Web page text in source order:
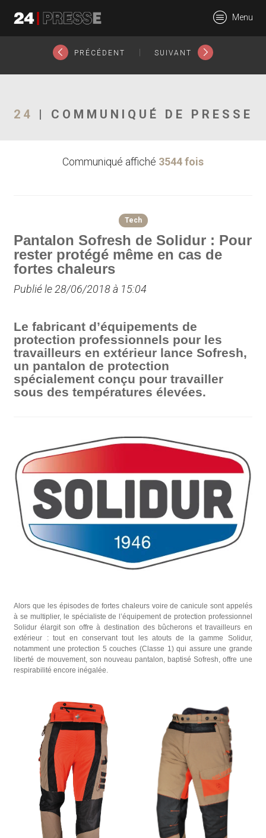
24Presse -
Communiqués de
Menu
PRÉCÉDENT SUIVANT
24 | COMMUNIQUÉ DE PRESSE
Communiqué affiché 3544 fois
Tech
Pantalon Sofresh de Solidur : Pour
rester protégé même en cas de
fortes chaleurs
Publié le 28/06/2018 à 15:04
Le fabricant d’équipements de
protection professionnels pour les
travailleurs en extérieur lance Sofresh,
un pantalon de protection
spécialement conçu pour travailler
sous des températures élevées.
Alors que les épisodes de fortes chaleurs voire de canicule sont appelés
à se multiplier, le spécialiste de l’équipement de protection professionnel
Solidur élargit son offre à destination des bûcherons et travailleurs en
extérieur : tout en conservant tout les atouts de la gamme Solidur,
notamment une protection 5 couches (Classe 1) qui assure une grande
liberté de mouvement, son nouveau pantalon, baptisé Sofresh, offre une
respirabilité encore inégalée.